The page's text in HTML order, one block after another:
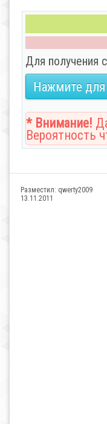
Для получения
Нажмите
* Внимание!
Вероятность
Разместил: qwerty2009
13.11.2011